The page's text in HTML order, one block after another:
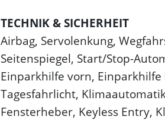
TECHNIK & SICHERHEIT
Airbag, Servolenkung,
Seitenspiegel, Start/Stop-
Einparkhilfe vorn,
Tagesfahrlicht,
Fensterheber, Keyless Entry,